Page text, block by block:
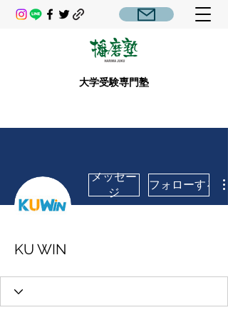
大学受験専門塾
メッセー
ジ
フォローする
KU WIN